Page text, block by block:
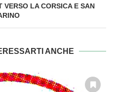
LA CORSICA E SAN
ANCHE